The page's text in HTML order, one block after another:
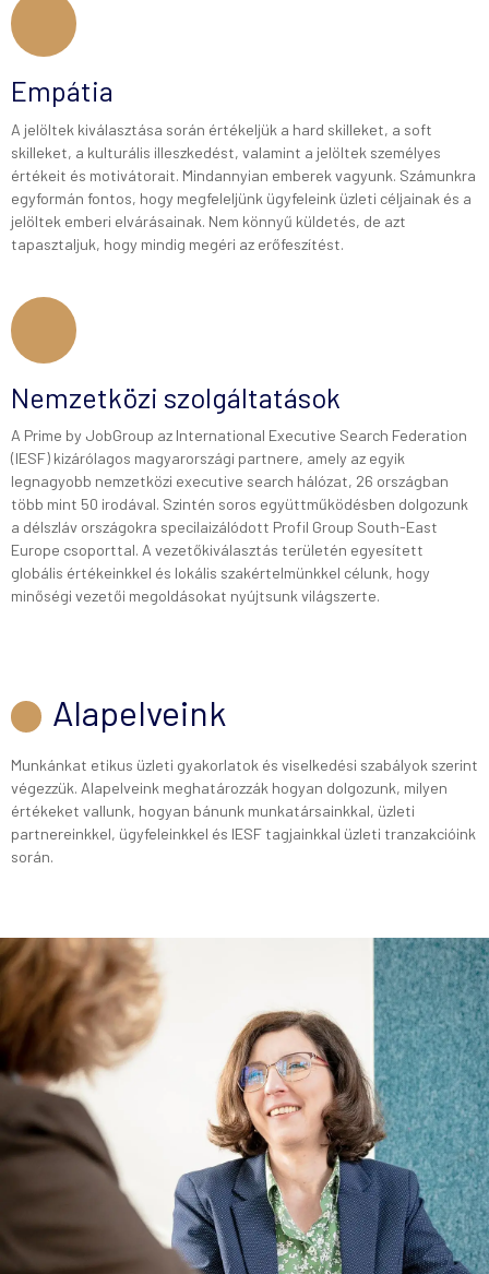
Empátia
A jelöltek kiválasztása során értékeljük a hard skilleket, a soft
skilleket, a kulturális illeszkedést, valamint a jelöltek személyes
értékeit és motivátorait. Mindannyian emberek vagyunk. Számunkra
egyformán fontos, hogy megfeleljünk ügyfeleink üzleti céljainak és a
jelöltek emberi elvárásainak. Nem könnyű küldetés, de azt
tapasztaljuk, hogy mindig megéri az erőfeszítést.
Nemzetközi szolgáltatások
A Prime by JobGroup az International Executive Search Federation
(IESF) kizárólagos magyarországi partnere, amely az egyik
legnagyobb nemzetközi executive search hálózat, 26 országban
több mint 50 irodával. Szintén soros együttműködésben dolgozunk
a délszláv országokra specilaizálódott Profil Group South-East
Europe csoporttal. A vezetőkiválasztás területén egyesített
globális értékeinkkel és lokális szakértelmünkkel célunk, hogy
minőségi vezetői megoldásokat nyújtsunk világszerte.
Alapelveink
Munkánkat etikus üzleti gyakorlatok és viselkedési szabályok szerint
végezzük. Alapelveink meghatározzák hogyan dolgozunk, milyen
értékeket vallunk, hogyan bánunk munkatársainkkal, üzleti
partnereinkkel, ügyfeleinkkel és IESF tagjainkkal üzleti tranzakcióink
során.